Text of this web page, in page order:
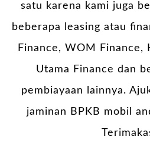
satu karena kami juga
beberapa leasing atau
Finance, WOM Finance,
Utama Finance dan
pembiayaan lainnya.
jaminan BPKB mobil